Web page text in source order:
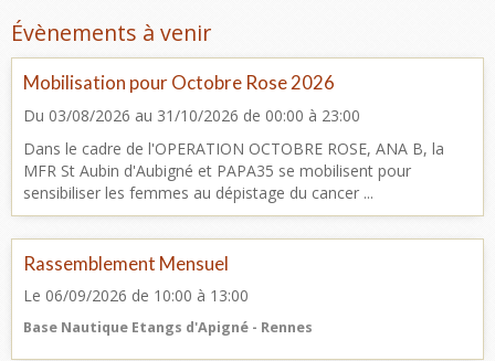
Évènements à venir
Mobilisation pour Octobre Rose 2026
Du 03/08/2026 au 31/10/2026 de 00:00 à 23:00
Dans le cadre de l'OPERATION OCTOBRE ROSE, ANA B, la
MFR St Aubin d'Aubigné et PAPA35 se mobilisent pour
sensibiliser les femmes au dépistage du cancer ...
Rassemblement Mensuel
Le 06/09/2026 de 10:00 à 13:00
Base Nautique Etangs d'Apigné - Rennes